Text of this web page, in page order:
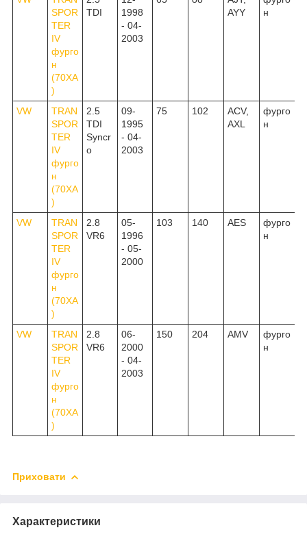
SPOR
TER
IV
фурго
н
(70XA
)
TDI
1998
- 04-
2003
AYY
н
VW
TRAN
SPOR
TER
IV
фурго
н
(70XA
)
2.5
TDI
Syncr
o
09-
1995
- 04-
2003
75 102
ACV,
AXL
фурго
н
VW
TRAN
SPOR
TER
IV
фурго
н
(70XA
)
2.8
VR6
05-
1996
- 05-
2000
103 140 AES
фурго
н
VW
TRAN
SPOR
TER
IV
фурго
н
(70XA
)
2.8
VR6
06-
2000
- 04-
2003
150 204 AMV
фурго
н
Приховати
Характеристики